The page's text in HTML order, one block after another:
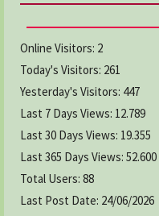
Online Visitors: 2
Today's Visitors: 261
Yesterday's Visitors: 447
Last 7 Days Views: 12.789
Last 30 Days Views: 19.355
Last 365 Days Views: 52.600
Total Users: 88
Last Post Date: 24/06/2026